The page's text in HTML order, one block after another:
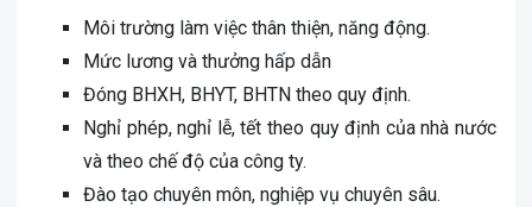
Môi trường làm việc thân thiện, năng động.
Mức lương và thưởng hấp dẫn
Đóng BHXH, BHYT, BHTN theo quy định.
Nghỉ phép, nghỉ lễ, tết theo quy định của nhà nước
và theo chế độ của công ty.
Đào tạo chuyên môn, nghiệp vụ chuyên sâu.